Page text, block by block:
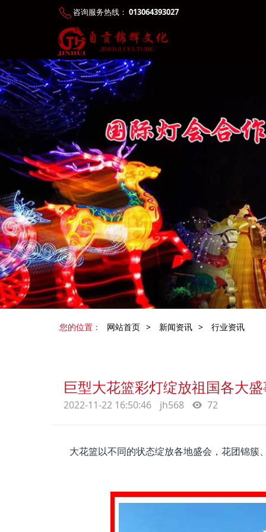
咨询服务热线： 013064393027
您的位置： 网站首页 > 新闻资讯 > 行业资讯
巨型大花篮彩灯绽放祖国各大
2022-11-22 16:50:46 jh568 72
大花篮以不同的状态绽放各地盛会，花团锦